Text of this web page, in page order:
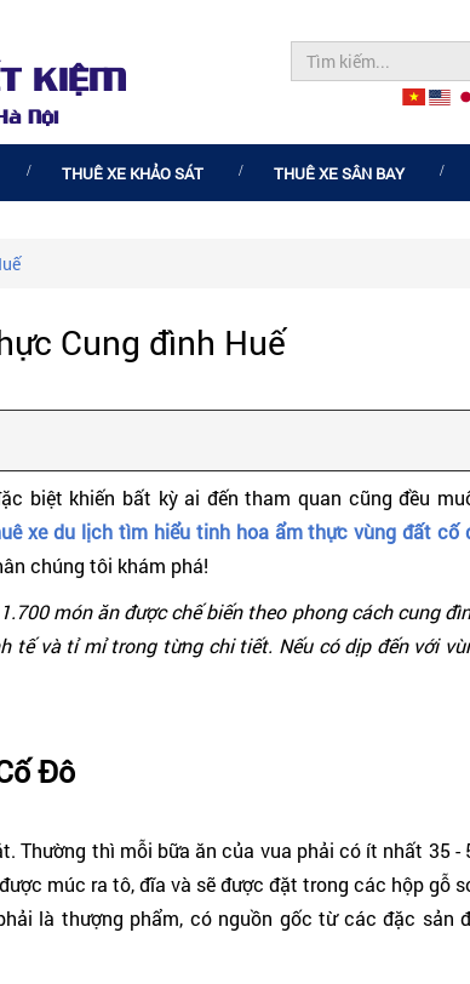
KIỆM
Nội
THUÊ XE KHẢO SÁT THUÊ XE SÂN BAY
Cung đình Huế
biệt khiến bất kỳ ai đến tham quan cũng đều
xe du lịch tìm hiểu tinh hoa ẩm thực vùng đất cố
chúng tôi khám phá!
món ăn được chế biến theo phong cách cung
tế và tỉ mỉ trong từng chi tiết. Nếu có dịp đến với
Đô
Thường thì mỗi bữa ăn của vua phải có ít nhất 35 -
múc ra tô, đĩa và sẽ được đặt trong các hộp gỗ
là thượng phẩm, có nguồn gốc từ các đặc sản